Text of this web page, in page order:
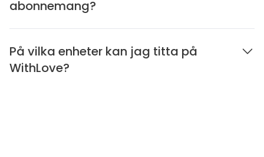
abonnemang?
På vilka enheter kan jag titta på
WithLove?